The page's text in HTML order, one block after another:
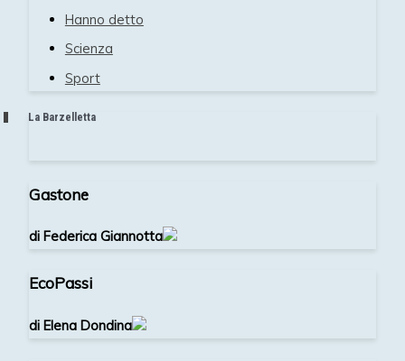
Hanno detto
Scienza
Sport
La Barzelletta
Gastone
di Federica Giannotta
EcoPassi
di Elena Dondina